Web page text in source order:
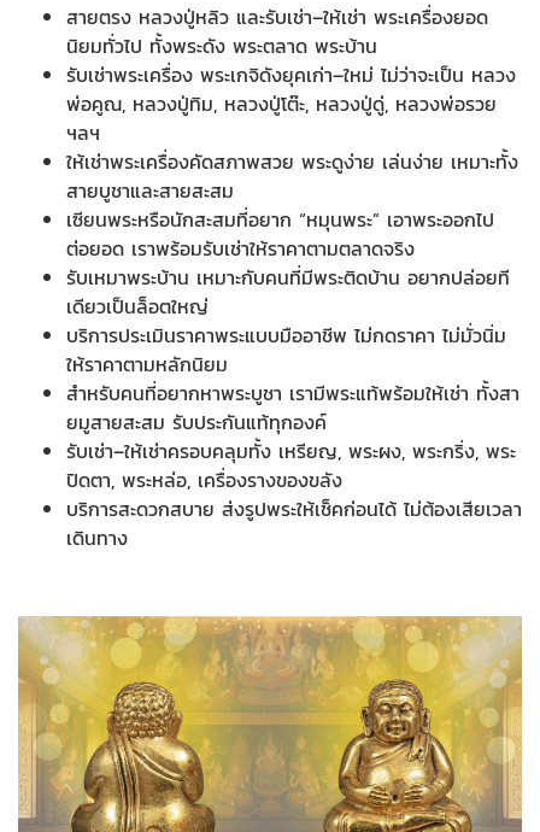
สายตรง หลวงปู่หลิว และรับเช่า–ให้เช่า พระเครื่องยอด
นิยมทั่วไป ทั้งพระดัง พระตลาด พระบ้าน
รับเช่าพระเครื่อง พระเกจิดังยุคเก่า–ใหม่ ไม่ว่าจะเป็น หลวง
พ่อคูณ, หลวงปู่ทิม, หลวงปู่โต๊ะ, หลวงปู่ดู่, หลวงพ่อรวย
ฯลฯ
ให้เช่าพระเครื่องคัดสภาพสวย พระดูง่าย เล่นง่าย เหมาะทั้ง
สายบูชาและสายสะสม
เซียนพระหรือนักสะสมที่อยาก “หมุนพระ” เอาพระออกไป
ต่อยอด เราพร้อมรับเช่าให้ราคาตามตลาดจริง
รับเหมาพระบ้าน เหมาะกับคนที่มีพระติดบ้าน อยากปล่อยที
เดียวเป็นล็อตใหญ่
บริการประเมินราคาพระแบบมืออาชีพ ไม่กดราคา ไม่มั่วนิ่ม
ให้ราคาตามหลักนิยม
สำหรับคนที่อยากหาพระบูชา เรามีพระแท้พร้อมให้เช่า ทั้งสา
ยมูสายสะสม รับประกันแท้ทุกองค์
รับเช่า–ให้เช่าครอบคลุมทั้ง เหรียญ, พระผง, พระกริ่ง, พระ
ปิดตา, พระหล่อ, เครื่องรางของขลัง
บริการสะดวกสบาย ส่งรูปพระให้เช็คก่อนได้ ไม่ต้องเสียเวลา
เดินทาง